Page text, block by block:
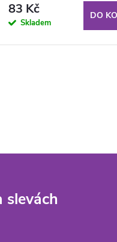
83 Kč
Skladem
DO
slevách